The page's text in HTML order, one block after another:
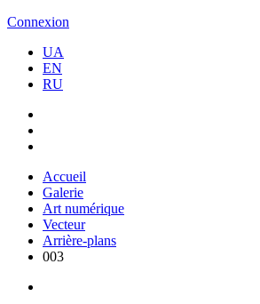
Connexion
UA
EN
RU
Accueil
Galerie
Art numérique
Vecteur
Arrière-plans
003